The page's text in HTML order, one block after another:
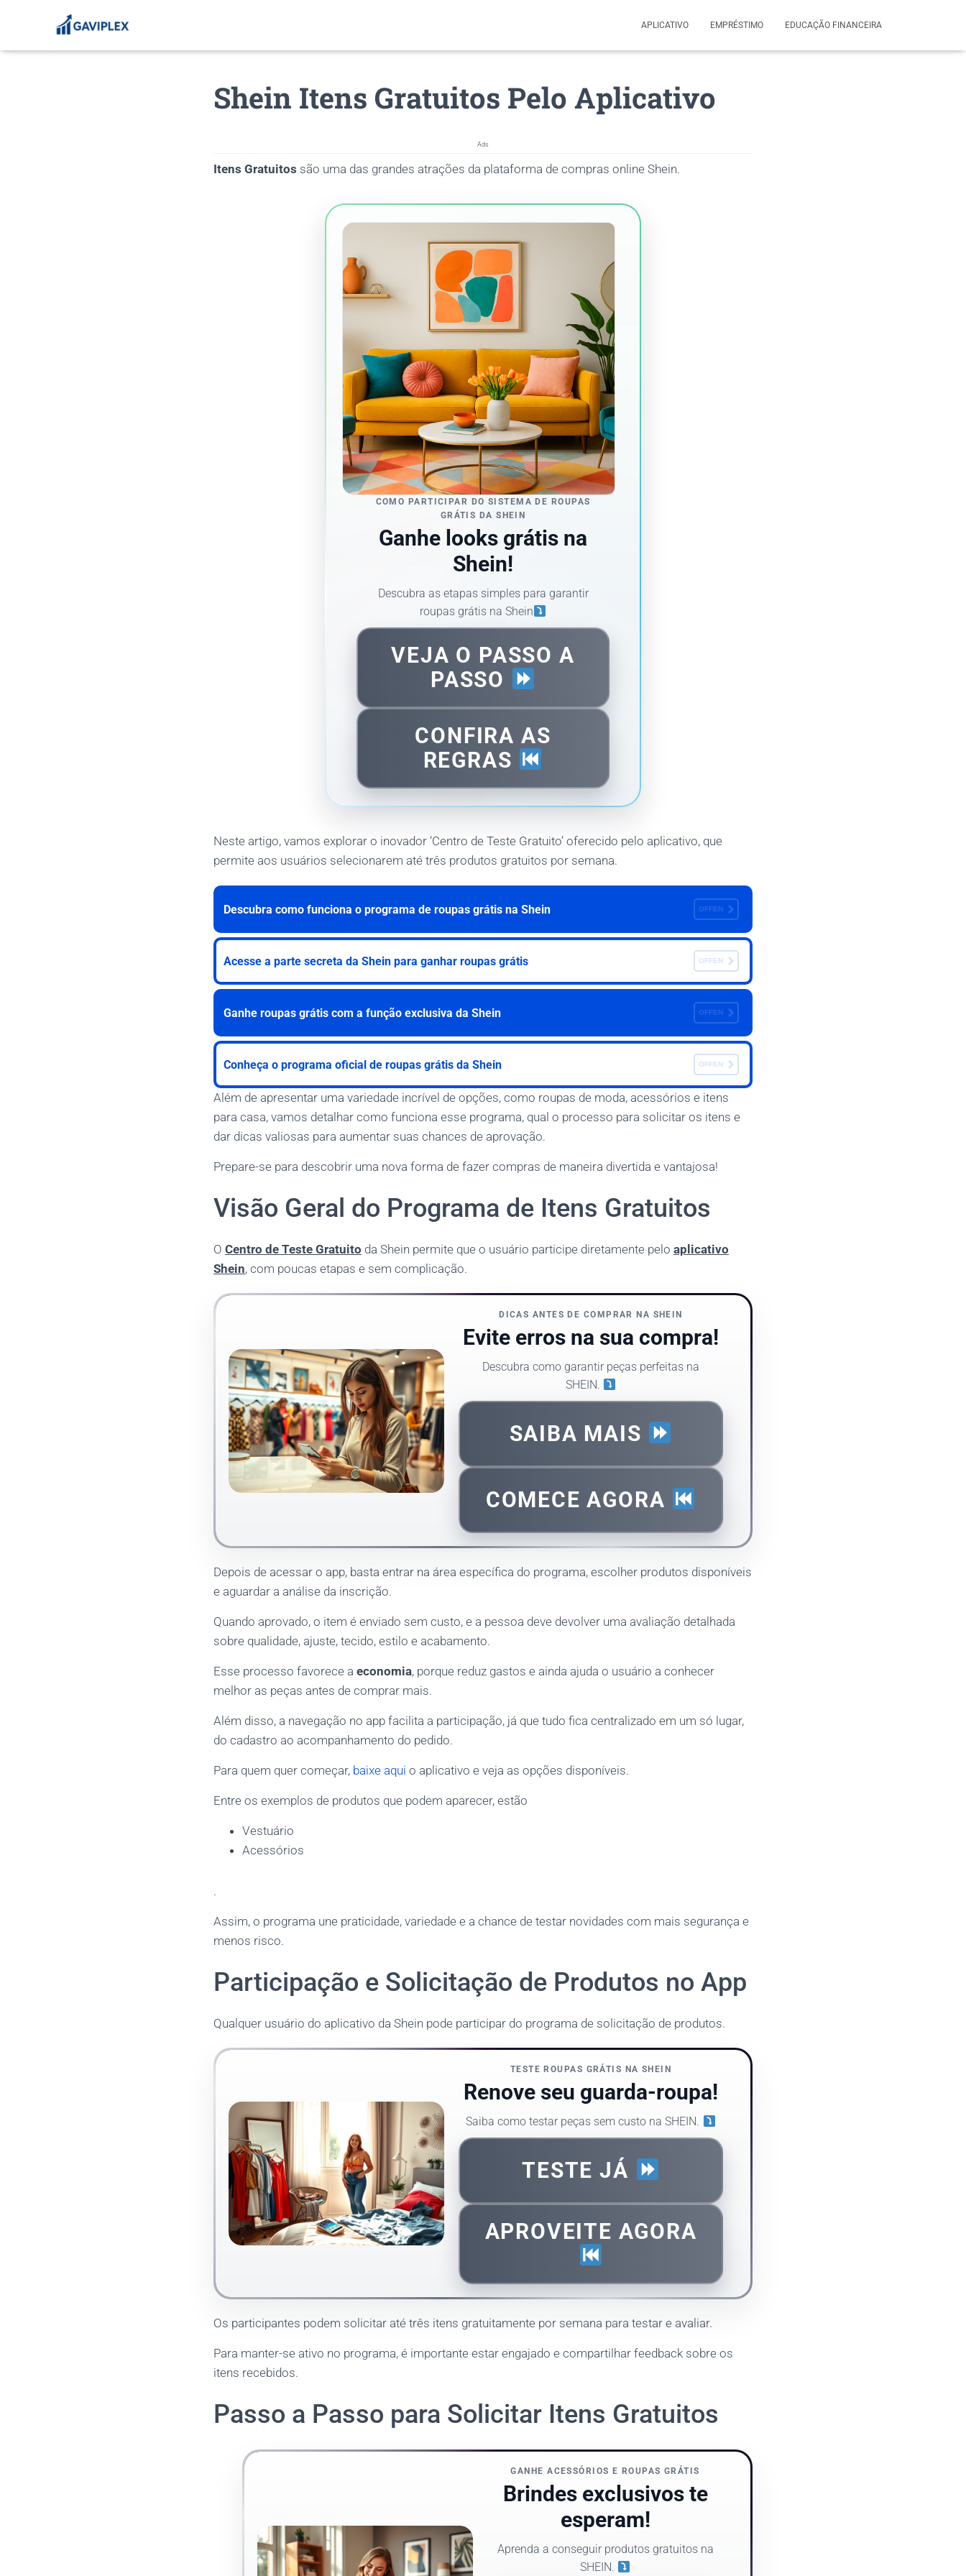
APLICATIVO EMPRÉSTIMO EDUCAÇÃO FINANCEIRA
Shein Itens Gratuitos Pelo Aplicativo
Ads
Itens Gratuitos são uma das grandes atrações da plataforma de compras online Shein.
COMO PARTICIPAR DO SISTEMA DE ROUPAS
GRÁTIS DA SHEIN
Ganhe looks grátis na
Shein!
Descubra as etapas simples para garantir
roupas grátis na Shein
VEJA O PASSO A
PASSO
CONFIRA AS
REGRAS
Neste artigo, vamos explorar o inovador ‘Centro de Teste Gratuito’ oferecido pelo aplicativo, que
permite aos usuários selecionarem até três produtos gratuitos por semana.
Descubra como funciona o programa de roupas grátis na Shein OFFEN
Acesse a parte secreta da Shein para ganhar roupas grátis OFFEN
Ganhe roupas grátis com a função exclusiva da Shein OFFEN
Conheça o programa oficial de roupas grátis da Shein OFFEN
Além de apresentar uma variedade incrível de opções, como roupas de moda, acessórios e itens
para casa, vamos detalhar como funciona esse programa, qual o processo para solicitar os itens e
dar dicas valiosas para aumentar suas chances de aprovação.
Prepare-se para descobrir uma nova forma de fazer compras de maneira divertida e vantajosa!
Visão Geral do Programa de Itens Gratuitos
O Centro de Teste Gratuito da Shein permite que o usuário participe diretamente pelo aplicativo
Shein, com poucas etapas e sem complicação.
DICAS ANTES DE COMPRAR NA SHEIN
Evite erros na sua compra!
Descubra como garantir peças perfeitas na
SHEIN.
SAIBA MAIS
COMECE AGORA
Depois de acessar o app, basta entrar na área específica do programa, escolher produtos disponíveis
e aguardar a análise da inscrição.
Quando aprovado, o item é enviado sem custo, e a pessoa deve devolver uma avaliação detalhada
sobre qualidade, ajuste, tecido, estilo e acabamento.
Esse processo favorece a economia, porque reduz gastos e ainda ajuda o usuário a conhecer
melhor as peças antes de comprar mais.
Além disso, a navegação no app facilita a participação, já que tudo fica centralizado em um só lugar,
do cadastro ao acompanhamento do pedido.
Para quem quer começar, baixe aqui o aplicativo e veja as opções disponíveis.
Entre os exemplos de produtos que podem aparecer, estão
Vestuário
Acessórios
.
Assim, o programa une praticidade, variedade e a chance de testar novidades com mais segurança e
menos risco.
Participação e Solicitação de Produtos no App
Qualquer usuário do aplicativo da Shein pode participar do programa de solicitação de produtos.
TESTE ROUPAS GRÁTIS NA SHEIN
Renove seu guarda-roupa!
Saiba como testar peças sem custo na SHEIN.
TESTE JÁ
APROVEITE AGORA
Os participantes podem solicitar até três itens gratuitamente por semana para testar e avaliar.
Para manter-se ativo no programa, é importante estar engajado e compartilhar feedback sobre os
itens recebidos.
Passo a Passo para Solicitar Itens Gratuitos
GANHE ACESSÓRIOS E ROUPAS GRÁTIS
Brindes exclusivos te
esperam!
Aprenda a conseguir produtos gratuitos na
SHEIN.